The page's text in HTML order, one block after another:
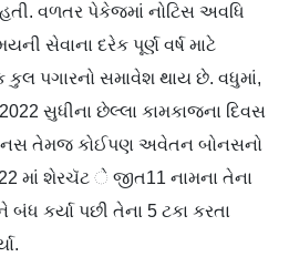
વળતર પેકેજમાં નોટિસ અવધિ
સેવાના દરેક પૂર્ણ વર્ષ માટે
કુલ પગારનો સમાવેશ થાય છે. વધુમાં,
સુધીના છેલ્લા કામકાજના દિવસ
તેમજ કોઈપણ અવેતન બોનસનો
માં શેરચૅટ ે જીત11 નામના તેના
બંધ કર્યા પછી તેના 5 ટકા કરતા